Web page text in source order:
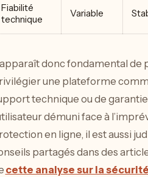
Fiabilité
technique
Variable
donc fondamental de
une plateforme
technique ou de
démuni face à
en ligne, il est aussi
partagés dans des
cette analyse sur la